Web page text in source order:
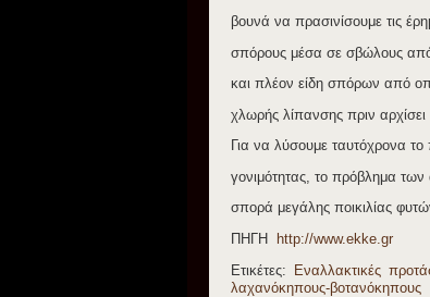
βουνά να πρασινίσουμε τις
σπόρους μέσα σε σβώλους από
και πλέον είδη σπόρων από
χλωρής λίπανσης πριν
Για να λύσουμε ταυτόχρονα
γονιμότητας, το πρόβλημα
σπορά μεγάλης ποικιλίας
ΠΗΓΗ http://www.ekke.gr
Ετικέτες: Εναλλακτικές
λαχανόκηπους-βοτανόκηπους